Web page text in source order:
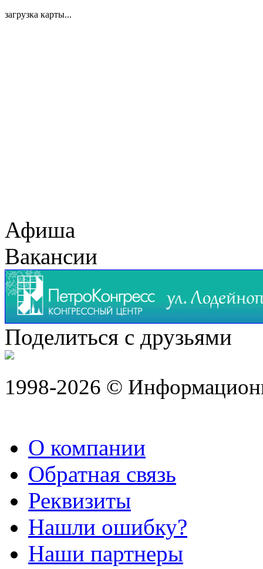
загрузка карты...
Афиша
Вакансии
Поделиться с друзьями
1998-2026 ©
О компании
Обратная связь
Реквизиты
Нашли ошибку?
Наши партнеры